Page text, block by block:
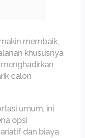
membaik,
khususnya
calon
umum, ini
opsi
dan biaya